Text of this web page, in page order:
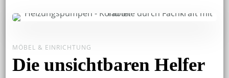
MÖBEL & EINRICHTUNG
Die unsichtbaren Helfer